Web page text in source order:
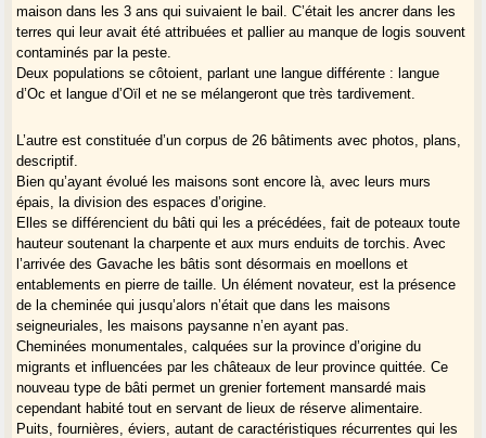
maison dans les 3 ans qui suivaient le bail. C’était les ancrer dans les
terres qui leur avait été attribuées et pallier au manque de logis souvent
contaminés par la peste.
Deux populations se côtoient, parlant une langue différente : langue
d’Oc et langue d’Oïl et ne se mélangeront que très tardivement.
L’autre est constituée d’un corpus de 26 bâtiments avec photos, plans,
descriptif.
Bien qu’ayant évolué les maisons sont encore là, avec leurs murs
épais, la division des espaces d’origine.
Elles se différencient du bâti qui les a précédées, fait de poteaux toute
hauteur soutenant la charpente et aux murs enduits de torchis. Avec
l’arrivée des Gavache les bâtis sont désormais en moellons et
entablements en pierre de taille. Un élément novateur, est la présence
de la cheminée qui jusqu’alors n’était que dans les maisons
seigneuriales, les maisons paysanne n’en ayant pas.
Cheminées monumentales, calquées sur la province d’origine du
migrants et influencées par les châteaux de leur province quittée. Ce
nouveau type de bâti permet un grenier fortement mansardé mais
cependant habité tout en servant de lieux de réserve alimentaire.
Puits, fournières, éviers, autant de caractéristiques récurrentes qui les